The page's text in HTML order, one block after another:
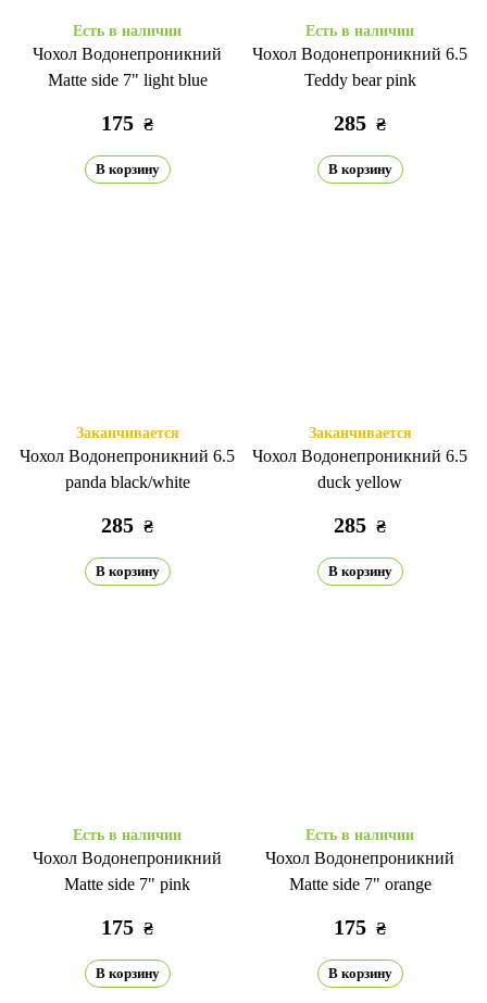
Есть в наличии
Чохол Водонепроникний
Matte side 7" light blue
175 ₴
В корзину
Есть в наличии
Чохол Водонепроникний 6.5
Teddy bear pink
285 ₴
В корзину
Заканчивается
Чохол Водонепроникний 6.5
panda black/white
285 ₴
В корзину
Заканчивается
Чохол Водонепроникний 6.5
duck yellow
285 ₴
В корзину
Есть в наличии
Чохол Водонепроникний
Matte side 7" pink
175 ₴
В корзину
Есть в наличии
Чохол Водонепроникний
Matte side 7" orange
175 ₴
В корзину